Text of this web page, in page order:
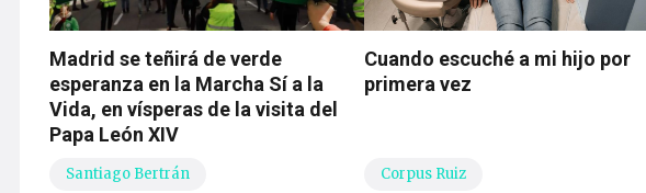
Madrid se teñirá de verde
esperanza en la Marcha Sí a la
Vida, en vísperas de la visita del
Papa León XIV
Santiago Bertrán
Cuando escuché a mi hijo por
primera vez
Corpus Ruiz